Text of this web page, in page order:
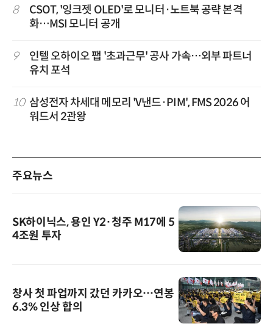
8
CSOT, '잉크젯 OLED'로 모니터·노트북 공략 본격
화…MSI 모니터 공개
9
인텔 오하이오 팹 '초과근무' 공사 가속…외부 파트너
유치 포석
10 삼성전자 차세대 메모리 'V낸드·PIM', FMS 2026 어
워드서 2관왕
주요뉴스
SK하이닉스, 용인 Y2·청주 M17에 5
4조원 투자
창사 첫 파업까지 갔던 카카오…연봉
6.3% 인상 합의